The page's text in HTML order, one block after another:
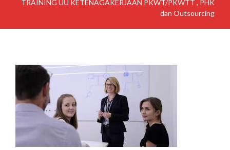
TRAINING UU KETENAGAKERJAAN PKWT/PKWTT , PHK
dan Outsourcing